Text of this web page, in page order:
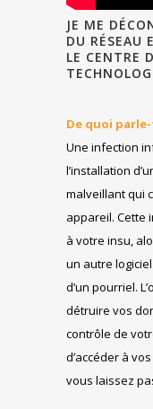
JE ME
DU RÉSEAU
LE CENTRE
De quoi
Une infection
l’installation
malveillant qui
appareil. Cette
à votre insu,
un autre
d’un pourriel.
détruire vos
contrôle de
d’accéder à
vous laissez